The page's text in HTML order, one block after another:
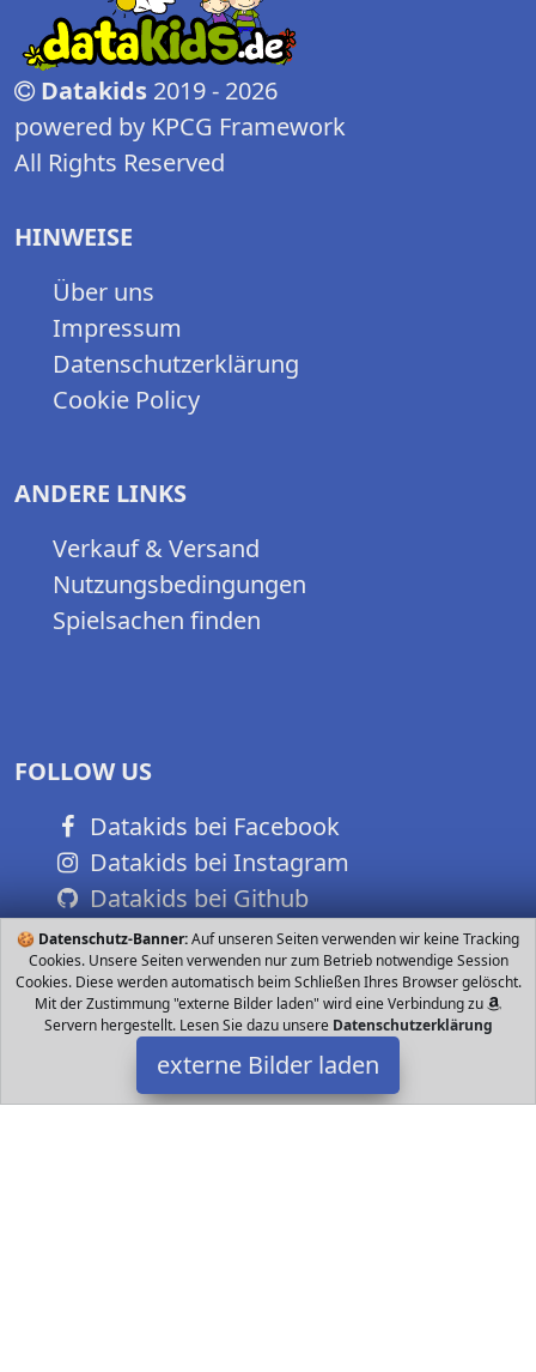
🍪 Datenschutz-Banner:Auf unseren Seiten verwenden wir keine Tracking
Cookies. Unsere Seiten verwenden nur zum Betrieb notwendige Session
Cookies. Diese werden automatisch beim Schließen Ihres Browser gelöscht.
Mit der Zustimmung "externe Bilder laden" wird eine Verbindung zu
Servern hergestellt. Lesen Sie dazu unsere Datenschutzerklärung
externe Bilder laden
Datakids 2019 - 2026
powered by KPCG Framework
All Rights Reserved
HINWEISE
Über uns
Impressum
Datenschutzerklärung
Cookie Policy
ANDERE LINKS
Verkauf & Versand
Nutzungsbedingungen
Spielsachen finden
FOLLOW US
Datakids bei Facebook
Datakids bei Instagram
Datakids bei Github